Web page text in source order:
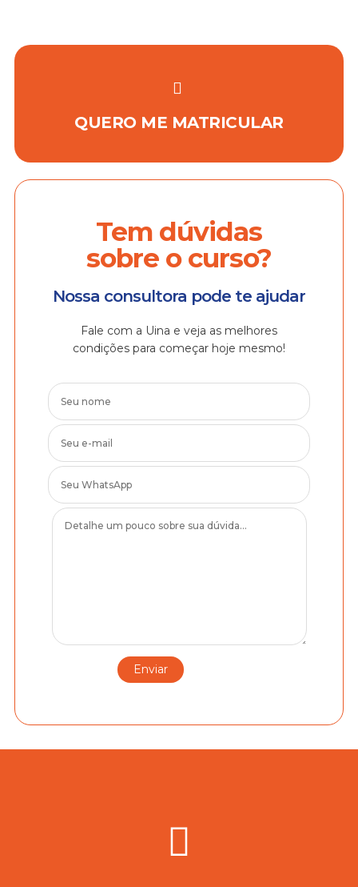
QUERO ME MATRICULAR
Tem dúvidas
sobre o curso?
Nossa consultora pode te ajudar
Fale com a Uina e veja as melhores
condições para começar hoje mesmo!